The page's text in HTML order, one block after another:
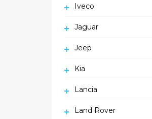
Iveco
Jaguar
Jeep
Kia
Lancia
Land Rover